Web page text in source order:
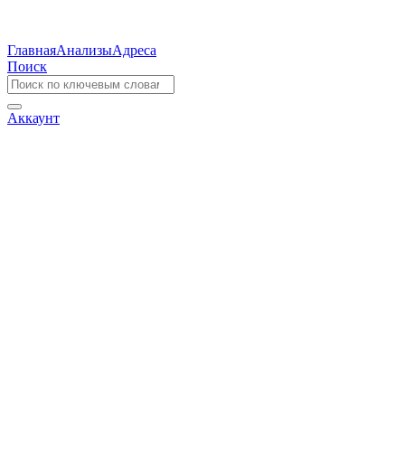
ГлавнаяАнализыАдреса
Поиск
Аккаунт